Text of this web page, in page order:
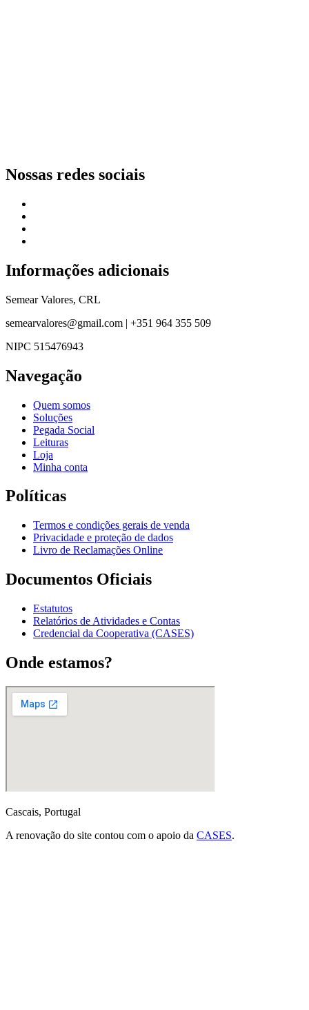
Nossas redes sociais
Informações adicionais
Semear Valores, CRL
semearvalores@gmail.com | +351 964 355 509
NIPC 515476943
Navegação
Quem somos
Soluções
Pegada Social
Leituras
Loja
Minha conta
Políticas
Termos e condições gerais de venda
Privacidade e proteção de dados
Livro de Reclamações Online
Documentos Oficiais
Estatutos
Relatórios de Atividades e Contas
Credencial da Cooperativa (CASES)
Onde estamos?
Cascais, Portugal
A renovação do site contou com o apoio da CASES.